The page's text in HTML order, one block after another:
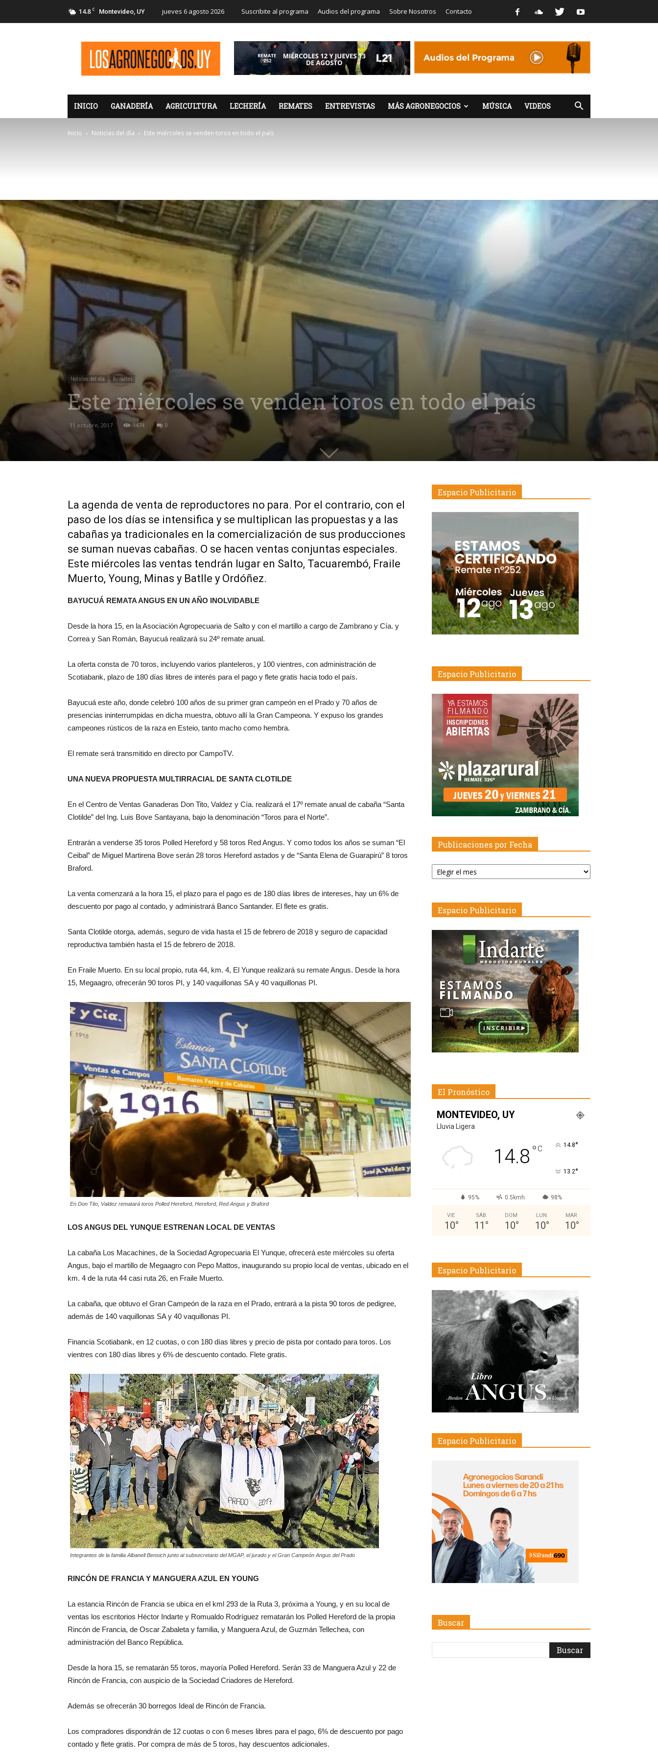
14.8 C Montevideo, UY jueves 6 agosto 2026 Suscribite al programa Audios del programa Sobre Nosotros Contacto
LosAgronegocios
INICIO GANADERÍA AGRICULTURA LECHERÍA REMATES ENTREVISTAS MÁS AGRONEGOCIOS MÚSICA VIDEOS
Inicio Noticias del día Este miércoles se venden toros en todo el país
Noticias del día Remates
Este miércoles se venden toros en todo el país
11 octubre, 2017 1474 0
La agenda de venta de reproductores no para. Por el contrario, con el
paso de los días se intensifica y se multiplican las propuestas y a las
cabañas ya tradicionales en la comercialización de sus producciones
se suman nuevas cabañas. O se hacen ventas conjuntas especiales.
Este miércoles las ventas tendrán lugar en Salto, Tacuarembó, Fraile
Muerto, Young, Minas y Batlle y Ordóñez.
BAYUCUÁ REMATA ANGUS EN UN AÑO INOLVIDABLE
Desde la hora 15, en la Asociación Agropecuaria de Salto y con el martillo a cargo de Zambrano y Cía. y
Correa y San Román, Bayucuá realizará su 24º remate anual.
La oferta consta de 70 toros, incluyendo varios planteleros, y 100 vientres, con administración de
Scotiabank, plazo de 180 días libres de interés para el pago y flete gratis hacia todo el país.
Bayucuá este año, donde celebró 100 años de su primer gran campeón en el Prado y 70 años de
presencias ininterrumpidas en dicha muestra, obtuvo allí la Gran Campeona. Y expuso los grandes
campeones rústicos de la raza en Esteio, tanto macho como hembra.
El remate será transmitido en directo por CampoTV.
UNA NUEVA PROPUESTA MULTIRRACIAL DE SANTA CLOTILDE
En el Centro de Ventas Ganaderas Don Tito, Valdez y Cía. realizará el 17º remate anual de cabaña “Santa
Clotilde” del Ing. Luis Bove Santayana, bajo la denominación “Toros para el Norte”.
Entrarán a venderse 35 toros Polled Hereford y 58 toros Red Angus. Y como todos los años se suman “El
Ceibal” de Miguel Martirena Bove serán 28 toros Hereford astados y de “Santa Elena de Guarapirú” 8 toros
Braford.
La venta comenzará a la hora 15, el plazo para el pago es de 180 días libres de intereses, hay un 6% de
descuento por pago al contado, y administrará Banco Santander. El flete es gratis.
Santa Clotilde otorga, además, seguro de vida hasta el 15 de febrero de 2018 y seguro de capacidad
reproductiva también hasta el 15 de febrero de 2018.
En Fraile Muerto. En su local propio, ruta 44, km. 4, El Yunque realizará su remate Angus. Desde la hora
15, Megaagro, ofrecerán 90 toros PI, y 140 vaquillonas SA y 40 vaquillonas PI.
En Don Tito, Valdez rematará toros Polled Hereford, Hereford, Red Angus y Braford
LOS ANGUS DEL YUNQUE ESTRENAN LOCAL DE VENTAS
La cabaña Los Macachines, de la Sociedad Agropecuaria El Yunque, ofrecerá este miércoles su oferta
Angus, bajo el martillo de Megaagro con Pepo Mattos, inaugurando su propio local de ventas, ubicado en el
km. 4 de la ruta 44 casi ruta 26, en Fraile Muerto.
La cabaña, que obtuvo el Gran Campeón de la raza en el Prado, entrará a la pista 90 toros de pedigree,
además de 140 vaquillonas SA y 40 vaquillonas PI.
Financia Scotiabank, en 12 cuotas, o con 180 días libres y precio de pista por contado para toros. Los
vientres con 180 días libres y 6% de descuento contado. Flete gratis.
Integrantes de la familia Albanell Bensich junto al subsecretario del MGAP, el jurado y el Gran Campeón Angus del Prado
RINCÓN DE FRANCIA Y MANGUERA AZUL EN YOUNG
La estancia Rincón de Francia se ubica en el kml 293 de la Ruta 3, próxima a Young, y en su local de
ventas los escritorios Héctor Indarte y Romualdo Rodríguez rematarán los Polled Hereford de la propia
Rincón de Francia, de Oscar Zabaleta y familia, y Manguera Azul, de Guzmán Tellechea, con
administración del Banco República.
Desde la hora 15, se rematarán 55 toros, mayoría Polled Hereford. Serán 33 de Manguera Azul y 22 de
Rincón de Francia, con auspicio de la Sociedad Criadores de Hereford.
Además se ofrecerán 30 borregos Ideal de Rincón de Francia.
Los compradores dispondrán de 12 cuotas o con 6 meses libres para el pago, 6% de descuento por pago
contado y flete gratis. Por compra de más de 5 toros, hay descuentos adicionales.
Espacio Publicitario
Espacio Publicitario
Publicaciones por Fecha
Publicaciones
por
Espacio Publicitario
El Pronóstico
MONTEVIDEO, UY
Lluvia Ligera
14.8 °C 14.8°
13.2°
95% 0.5kmh 98%
VIE
10°
SÁB
11 °
DOM
10°
LUN
10°
MAR
10°
Espacio Publicitario
Espacio Publicitario
Buscar